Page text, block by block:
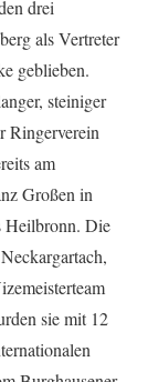
drei
als Vertreter
geblieben.
steiniger
Ringerverein
am
Großen in
Heilbronn. Die
sie mit 12